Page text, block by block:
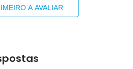
A AVALIAR